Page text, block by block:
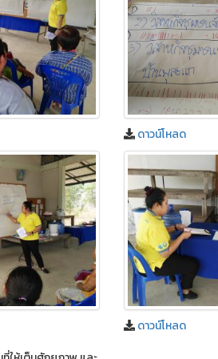
ดาวน์โหลด
ดาวน์โหลด